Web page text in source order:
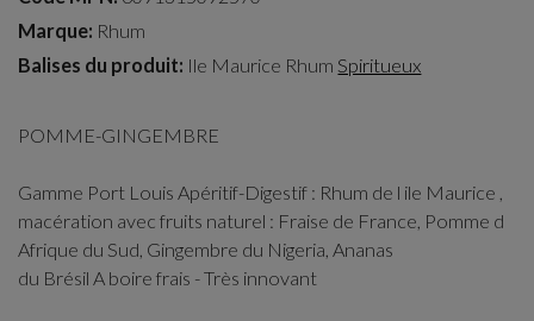
Marque: Rhum
Balises du produit: Ile Maurice Rhum Spiritueux
POMME-GINGEMBRE
Gamme Port Louis Apéritif-Digestif : Rhum de l ile Maurice ,
macération avec fruits naturel : Fraise de France, Pomme d
Afrique du Sud, Gingembre du Nigeria, Ananas
du Brésil A boire frais - Très innovant